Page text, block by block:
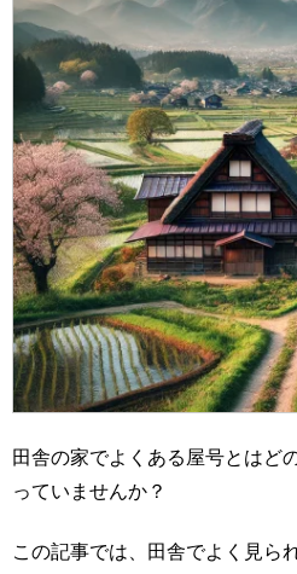
田舎の家でよくある屋号とはど
っていませんか？
この記事では、田舎でよく見ら